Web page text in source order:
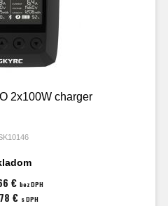
2x100W charger
€ bez DPH
€ s DPH